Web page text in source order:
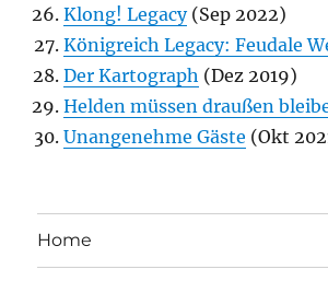
Klong! Legacy(Sep 2022)
Königreich Legacy: Feudale
Der Kartograph (Dez 2019)
Helden müssen draußen
Unangenehme Gäste (Okt
Home